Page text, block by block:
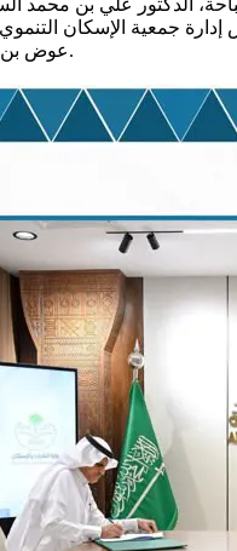
الدكتور علي بن محمد
جمعية الإسكان التنموي
عوض بن موسى الغامدي.